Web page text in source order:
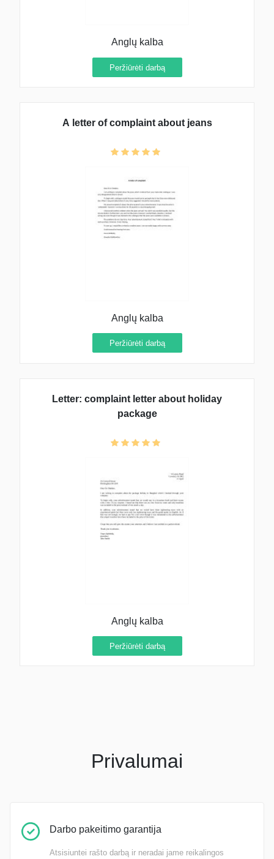
Anglų kalba
Peržiūrėti darbą
A letter of complaint about jeans
Anglų kalba
Peržiūrėti darbą
Letter: complaint letter about holiday
package
Anglų kalba
Peržiūrėti darbą
Privalumai
Darbo pakeitimo garantija
Atsisiuntei rašto darbą ir neradai jame reikalingos